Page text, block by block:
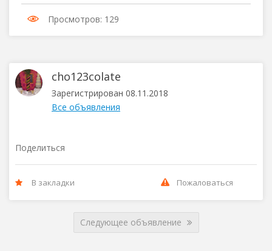
Просмотров: 129
cho123colate
Зарегистрирован 08.11.2018
Все объявления
Поделиться
В закладки Пожаловаться
Следующее объявление